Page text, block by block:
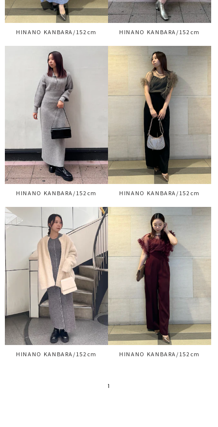
HINANO KANBARA/152cm HINANO KANBARA/152cm
HINANO KANBARA/152cm HINANO KANBARA/152cm
HINANO KANBARA/152cm HINANO KANBARA/152cm
1